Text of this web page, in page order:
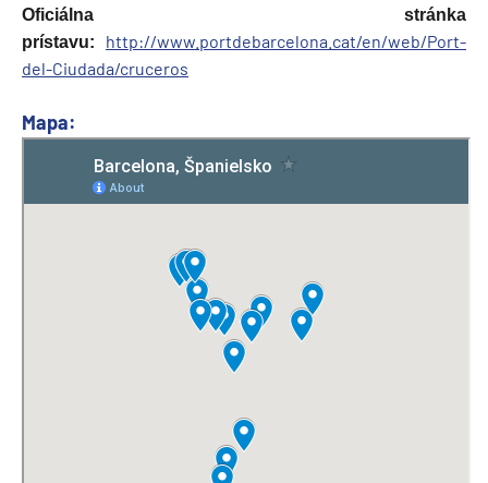
Oficiálna stránka
prístavu: http://www.portdebarcelona.cat/en/web/Port-
del-Ciudada/cruceros
Mapa: